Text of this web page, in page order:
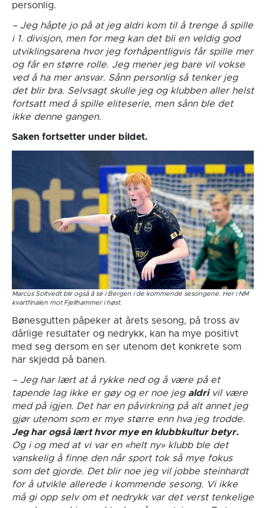
personlig.
– Jeg håpte jo på at jeg aldri kom til å trenge å spille
i 1. divisjon, men for meg kan det bli en veldig god
utviklingsarena hvor jeg forhåpentligvis får spille mer
og får en større rolle. Jeg mener jeg bare vil vokse
ved å ha mer ansvar. Sånn personlig så tenker jeg
det blir bra. Selvsagt skulle jeg og klubben aller helst
fortsatt med å spille eliteserie, men sånn ble det
ikke denne gangen.
Saken fortsetter under bildet.
Marcus Soltvedt blir også å se i Bergen i de kommende sesongene. Her i NM
kvartfinalen mot Fjellhammer i høst.
Bønesgutten påpeker at årets sesong, på tross av
dårlige resultater og nedrykk, kan ha mye positivt
med seg dersom en ser utenom det konkrete som
har skjedd på banen.
– Jeg har lært at å rykke ned og å være på et
tapende lag ikke er gøy og er noe jeg aldrivil være
med på igjen. Det har en påvirkning på alt annet jeg
gjør utenom som er mye større enn hva jeg trodde.
Jeg har også lært hvor mye en klubbkultur betyr.
Og i og med at vi var en «helt ny» klubb ble det
vanskelig å finne den når sport tok så mye fokus
som det gjorde. Det blir noe jeg vil jobbe steinhardt
for å utvikle allerede i kommende sesong. Vi ikke
må gi opp selv om et nedrykk var det verst tenkelige